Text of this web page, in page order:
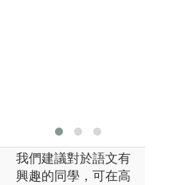
我們建議對於語文有
興趣的同學，可在高